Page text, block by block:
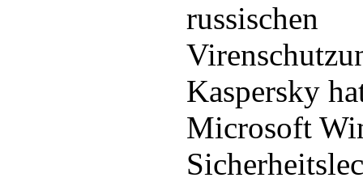
russischen
Kaspersky
Microsoft